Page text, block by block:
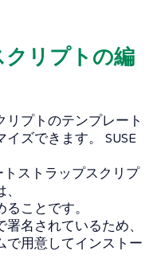
リプトの編
プトのテンプレート
ズできます。 SUSE
ストラップスクリプ
ことです。
名されているため、
で用意してインストー